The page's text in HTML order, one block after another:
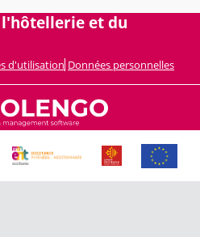
l'hôtellerie et du
d'utilisation Données personnelles